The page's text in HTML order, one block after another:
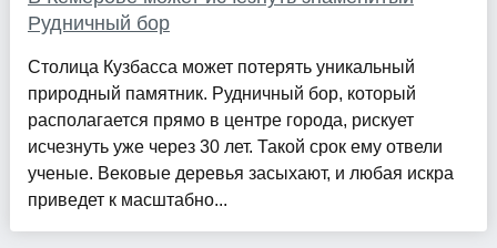
Рудничный бор
Столица Кузбасса может потерять уникальный
природный памятник. Рудничный бор, который
располагается прямо в центре города, рискует
исчезнуть уже через 30 лет. Такой срок ему отвели
ученые. Вековые деревья засыхают, и любая искра
приведет к масштабно...